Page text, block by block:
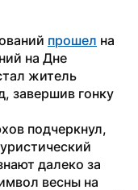
прошел на
на Дне
житель
завершив гонку
подчеркнул,
далеко за
весны на